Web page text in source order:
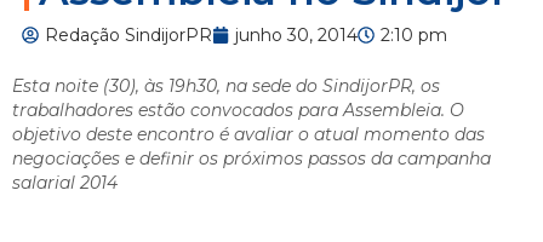
Redação SindijorPR junho 30, 2014 2:10 pm
Esta noite (30), às 19h30, na sede do SindijorPR, os
trabalhadores estão convocados para Assembleia. O
objetivo deste encontro é avaliar o atual momento das
negociações e definir os próximos passos da campanha
salarial 2014